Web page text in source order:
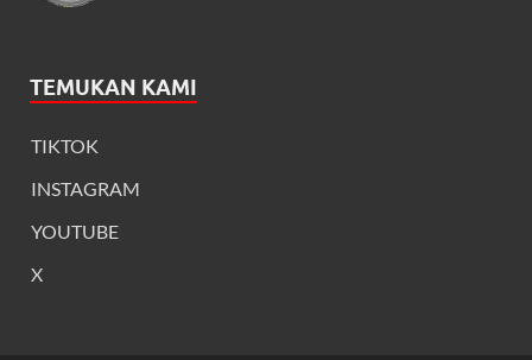
TEMUKAN KAMI
TIKTOK
INSTAGRAM
YOUTUBE
X